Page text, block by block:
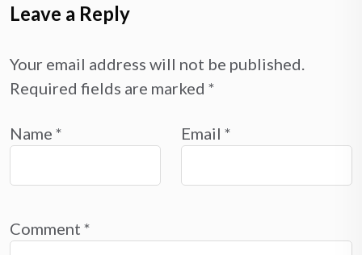
Leave a Reply
Your email address will not be published.
Required fields are marked *
Name * Email *
Comment *